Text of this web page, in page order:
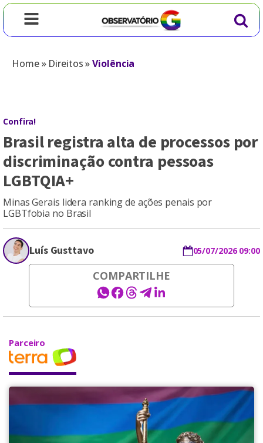
Home» Direitos»Violência
Confira!
Brasil registra alta de processos por
discriminação contra pessoas
LGBTQIA+
Minas Gerais lidera ranking de ações penais por
LGBTfobia no Brasil
Luís Gusttavo 05/07/2026 09:00
COMPARTILHE
Parceiro